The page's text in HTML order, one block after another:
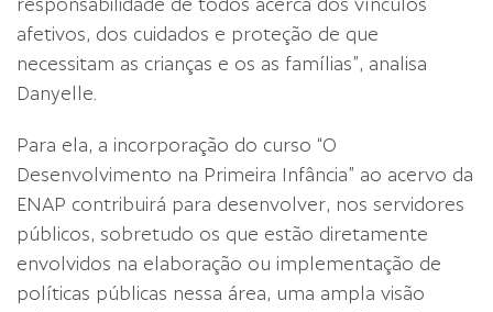
responsabilidade de todos acerca dos vínculos
afetivos, dos cuidados e proteção de que
necessitam as crianças e os as famílias”, analisa
Danyelle.
Para ela, a incorporação do curso “O
Desenvolvimento na Primeira Infância” ao acervo da
ENAP contribuirá para desenvolver, nos servidores
públicos, sobretudo os que estão diretamente
envolvidos na elaboração ou implementação de
políticas públicas nessa área, uma ampla visão